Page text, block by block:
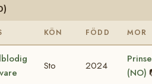
KÖN FÖDD MOR
Sto 2024
(NO)